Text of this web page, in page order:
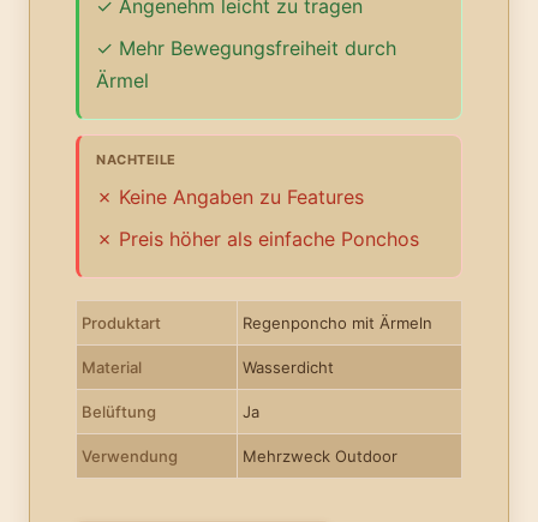
Angenehm leicht zu tragen
Mehr Bewegungsfreiheit durch
Ärmel
NACHTEILE
Keine Angaben zu Features
Preis höher als einfache Ponchos
Produktart Regenponcho mit Ärmeln
Material Wasserdicht
Belüftung Ja
Verwendung Mehrzweck Outdoor